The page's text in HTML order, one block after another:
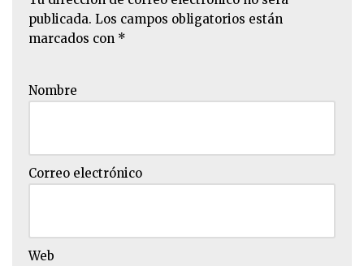
publicada. Los campos obligatorios están
marcados con *
Nombre
Correo electrónico
Web